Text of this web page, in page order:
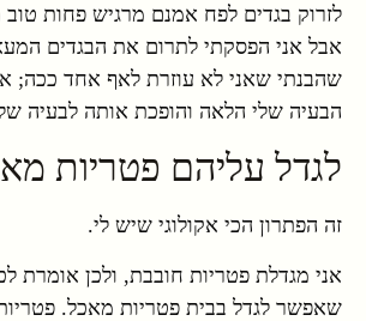
לזרוק בגדים לפח אמנם מרגיש פחות
אבל אני הפסקתי לתרום את הבגדים
שהבנתי שאני לא עוזרת לאף אחד ככה;
הבעיה שלי הלאה והופכת אותה לבעיה
לגדל עליהם פטריות
זה הפתרון הכי אקולוגי שיש לי.
אני מגדלת פטריות חובבת, ולכן אומרת
שאפשר לגדל בבית פטריות מאכל.